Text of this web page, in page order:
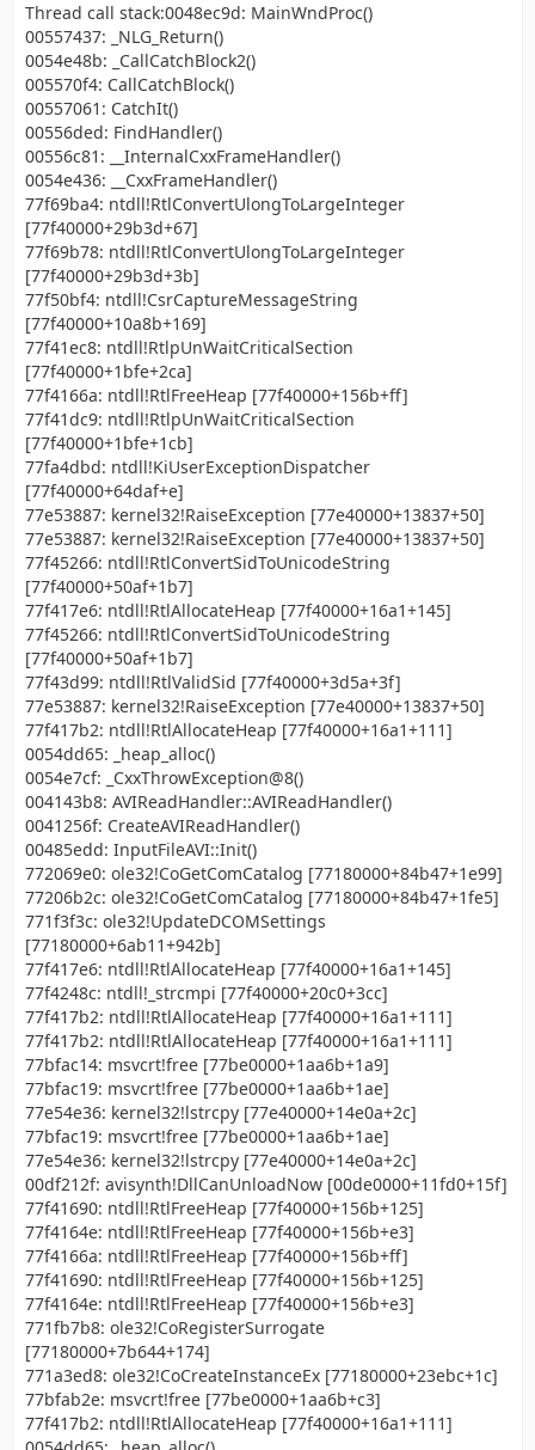
Thread call stack:0048ec9d: MainWndProc()
00557437: _NLG_Return()
0054e48b: _CallCatchBlock2()
005570f4: CallCatchBlock()
00557061: CatchIt()
00556ded: FindHandler()
00556c81: __InternalCxxFrameHandler()
0054e436: __CxxFrameHandler()
77f69ba4: ntdll!RtlConvertUlongToLargeInteger
[77f40000+29b3d+67]
77f69b78: ntdll!RtlConvertUlongToLargeInteger
[77f40000+29b3d+3b]
77f50bf4: ntdll!CsrCaptureMessageString
[77f40000+10a8b+169]
77f41ec8: ntdll!RtlpUnWaitCriticalSection
[77f40000+1bfe+2ca]
77f4166a: ntdll!RtlFreeHeap [77f40000+156b+ff]
77f41dc9: ntdll!RtlpUnWaitCriticalSection
[77f40000+1bfe+1cb]
77fa4dbd: ntdll!KiUserExceptionDispatcher
[77f40000+64daf+e]
77e53887: kernel32!RaiseException [77e40000+13837+50]
77e53887: kernel32!RaiseException [77e40000+13837+50]
77f45266: ntdll!RtlConvertSidToUnicodeString
[77f40000+50af+1b7]
77f417e6: ntdll!RtlAllocateHeap [77f40000+16a1+145]
77f45266: ntdll!RtlConvertSidToUnicodeString
[77f40000+50af+1b7]
77f43d99: ntdll!RtlValidSid [77f40000+3d5a+3f]
77e53887: kernel32!RaiseException [77e40000+13837+50]
77f417b2: ntdll!RtlAllocateHeap [77f40000+16a1+111]
0054dd65: _heap_alloc()
0054e7cf: _CxxThrowException@8()
004143b8: AVIReadHandler::AVIReadHandler()
0041256f: CreateAVIReadHandler()
00485edd: InputFileAVI::Init()
772069e0: ole32!CoGetComCatalog [77180000+84b47+1e99]
77206b2c: ole32!CoGetComCatalog [77180000+84b47+1fe5]
771f3f3c: ole32!UpdateDCOMSettings
[77180000+6ab11+942b]
77f417e6: ntdll!RtlAllocateHeap [77f40000+16a1+145]
77f4248c: ntdll!_strcmpi [77f40000+20c0+3cc]
77f417b2: ntdll!RtlAllocateHeap [77f40000+16a1+111]
77f417b2: ntdll!RtlAllocateHeap [77f40000+16a1+111]
77bfac14: msvcrt!free [77be0000+1aa6b+1a9]
77bfac19: msvcrt!free [77be0000+1aa6b+1ae]
77e54e36: kernel32!lstrcpy [77e40000+14e0a+2c]
77bfac19: msvcrt!free [77be0000+1aa6b+1ae]
77e54e36: kernel32!lstrcpy [77e40000+14e0a+2c]
00df212f: avisynth!DllCanUnloadNow [00de0000+11fd0+15f]
77f41690: ntdll!RtlFreeHeap [77f40000+156b+125]
77f4164e: ntdll!RtlFreeHeap [77f40000+156b+e3]
77f4166a: ntdll!RtlFreeHeap [77f40000+156b+ff]
77f41690: ntdll!RtlFreeHeap [77f40000+156b+125]
77f4164e: ntdll!RtlFreeHeap [77f40000+156b+e3]
771fb7b8: ole32!CoRegisterSurrogate
[77180000+7b644+174]
771a3ed8: ole32!CoCreateInstanceEx [77180000+23ebc+1c]
77bfab2e: msvcrt!free [77be0000+1aa6b+c3]
77f417b2: ntdll!RtlAllocateHeap [77f40000+16a1+111]